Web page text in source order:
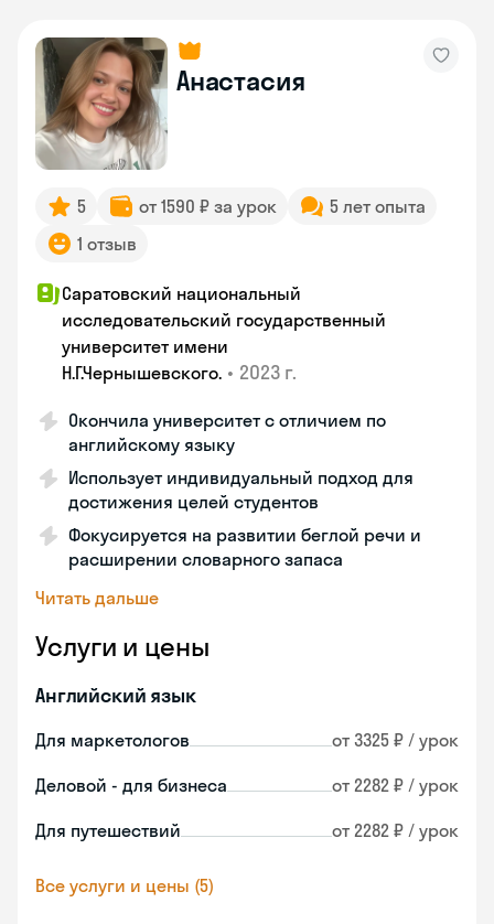
Анастасия
5 от 1590 ₽ за урок
5 лет опыта
1 отзыв
Саратовский национальный
исследовательский государственный
университет имени
Н.Г.Чернышевскогo. • 2023 г.
Окончила университет с отличием по
английскому языку
Использует индивидуальный подход для
достижения целей студентов
Фокусируется на развитии беглой речи и
расширении словарного запаса
Читать дальше
Услуги и цены
Английский язык
Для маркетологов от 3325 ₽ / урок
Деловой - для бизнеса от 2282 ₽ / урок
Для путешествий от 2282 ₽ / урок
Все услуги и цены (5)